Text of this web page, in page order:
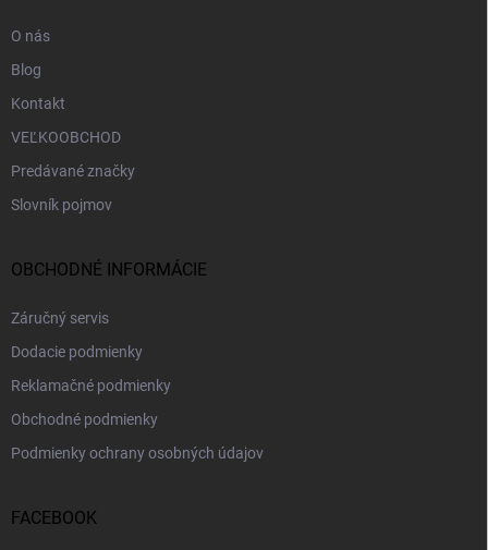
O nás
Blog
Kontakt
VEĽKOOBCHOD
Predávané značky
Slovník pojmov
OBCHODNÉ INFORMÁCIE
Záručný servis
Dodacie podmienky
Reklamačné podmienky
Obchodné podmienky
Podmienky ochrany osobných údajov
FACEBOOK